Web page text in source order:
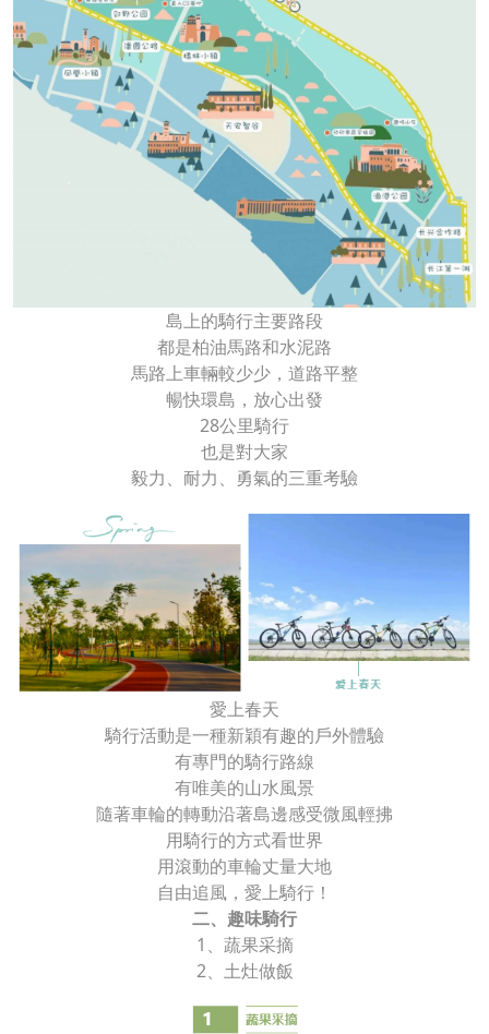
島上的騎行主要路段
都是柏油馬路和水泥路
馬路上車輛較少少，道路平整
暢快環島，放心出發
28公里騎行
也是對大家
毅力、耐力、勇氣的三重考驗
愛上春天
騎行活動是一種新穎有趣的戶外體驗
有專門的騎行路線
有唯美的山水風景
隨著車輪的轉動沿著島邊感受微風輕拂
用騎行的方式看世界
用滾動的車輪丈量大地
自由追風，愛上騎行！
二、趣味騎行
1、蔬果采摘
2、土灶做飯